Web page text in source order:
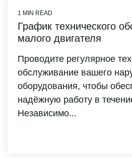
1 MIN READ
График технического
малого двигателя
Проводите регулярное
обслуживание вашего
оборудования, чтобы
надёжную работу в
Независимо...